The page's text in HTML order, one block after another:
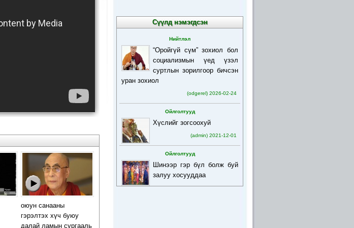
оюун санааны
гэрэлтэх хүч буюу
далай ламын сургааль
Сүүлд нэмэгдсэн
Нийтлэл
“Оройгүй сүм” зохиол бол
социализмын үед үзэл
суртлын зорилгоор бичсэн
уран зохиол
(odgerel) 2026-02-24
Ойлголтууд
Хүслийг зогсоохуй
(admin) 2021-12-01
Ойлголтууд
Шинээр гэр бүл болж буй
залуу хосууддаа
(admin) 2021-12-01